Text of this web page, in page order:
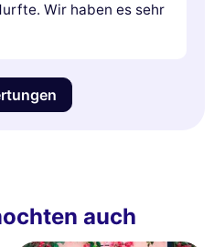
Wir haben es sehr
auch